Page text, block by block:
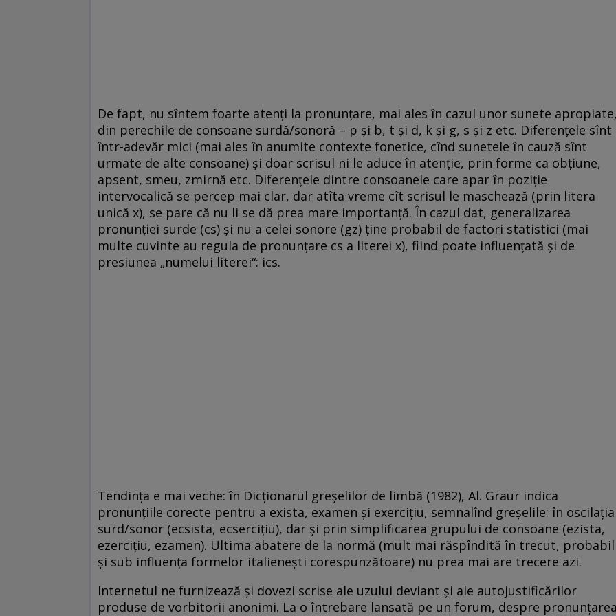
De fapt, nu sîntem foarte atenţi la pronunţare, mai ales în cazul unor sunete
din perechile de consoane surdă/sonoră – p şi b, t şi d, k şi g, s şi z etc. Diferenţele sînt
într-adevăr mici (mai ales în anumite contexte fonetice, cînd sunetele în cauză sînt
urmate de alte consoane) şi doar scrisul ni le aduce în atenţie, prin forme ca obţiune,
apsent, smeu, zmirnă etc. Diferenţele dintre consoanele care apar în poziţie
intervocalică se percep mai clar, dar atîta vreme cît scrisul le maschează (prin litera
unică x), se pare că nu li se dă prea mare importanţă. În cazul dat, generalizarea
pronunţiei surde (cs) şi nu a celei sonore (gz) ţine probabil de factori statistici (mai
multe cuvinte au regula de pronunţare cs a literei x), fiind poate influenţată şi de
presiunea „numelui literei“: ics.
Tendinţa e mai veche: în Dicţionarul greşelilor de limbă (1982), Al. Graur indica
pronunţiile corecte pentru a exista, examen şi exerciţiu, semnalînd greşelile: în oscilaţia
surd/sonor (ecsista, ecserciţiu), dar şi prin simplificarea grupului de consoane (ezista,
ezerciţiu, ezamen). Ultima abatere de la normă (mult mai răspîndită în trecut, probabil
şi sub influenţa formelor italieneşti corespunzătoare) nu prea mai are trecere azi.
Internetul ne furnizează şi dovezi scrise ale uzului deviant şi ale autojustificărilor
produse de vorbitorii anonimi. La o întrebare lansată pe un forum, despre